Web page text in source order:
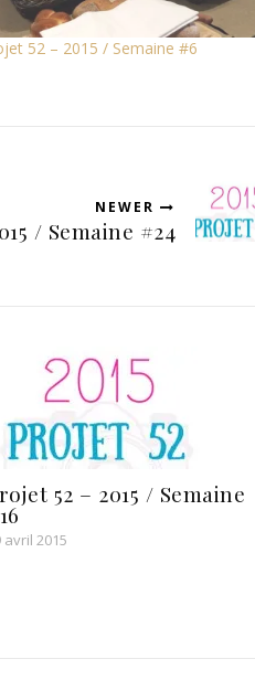
52 – 2015 / Semaine #6
NEWER
/ Semaine #24
52 – 2015 / Semaine
avril 2015